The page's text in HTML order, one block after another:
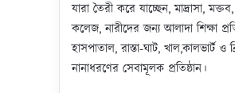
যারা তৈরী করে যাচ্ছেন, মাদ্রাসা,
কলেজ, নারীদের জন্য আলাদা শিক্ষা
হাসপাতাল, রাস্তা-ঘাট, খাল,কালভার্ট ও
নানাধরণের সেবামূলক প্রতিষ্ঠান।